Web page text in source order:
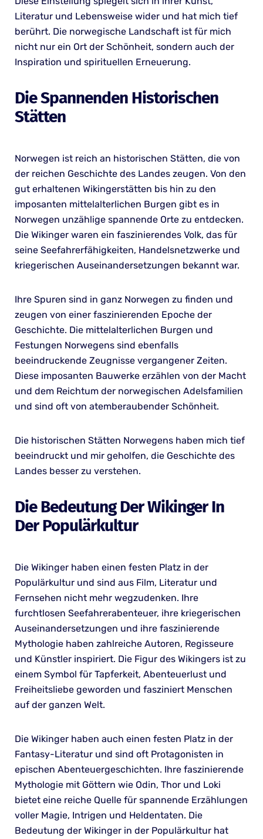
Literatur und Lebensweise wider und hat mich tief
berührt. Die norwegische Landschaft ist für mich
nicht nur ein Ort der Schönheit, sondern auch der
Inspiration und spirituellen Erneuerung.
Die Spannenden Historischen
Stätten
Norwegen ist reich an historischen Stätten, die von
der reichen Geschichte des Landes zeugen. Von den
gut erhaltenen Wikingerstätten bis hin zu den
imposanten mittelalterlichen Burgen gibt es in
Norwegen unzählige spannende Orte zu entdecken.
Die Wikinger waren ein faszinierendes Volk, das für
seine Seefahrerfähigkeiten, Handelsnetzwerke und
kriegerischen Auseinandersetzungen bekannt war.
Ihre Spuren sind in ganz Norwegen zu finden und
zeugen von einer faszinierenden Epoche der
Geschichte. Die mittelalterlichen Burgen und
Festungen Norwegens sind ebenfalls
beeindruckende Zeugnisse vergangener Zeiten.
Diese imposanten Bauwerke erzählen von der Macht
und dem Reichtum der norwegischen Adelsfamilien
und sind oft von atemberaubender Schönheit.
Die historischen Stätten Norwegens haben mich tief
beeindruckt und mir geholfen, die Geschichte des
Landes besser zu verstehen.
Die Bedeutung Der Wikinger In
Der Populärkultur
Die Wikinger haben einen festen Platz in der
Populärkultur und sind aus Film, Literatur und
Fernsehen nicht mehr wegzudenken. Ihre
furchtlosen Seefahrerabenteuer, ihre kriegerischen
Auseinandersetzungen und ihre faszinierende
Mythologie haben zahlreiche Autoren, Regisseure
und Künstler inspiriert. Die Figur des Wikingers ist zu
einem Symbol für Tapferkeit, Abenteuerlust und
Freiheitsliebe geworden und fasziniert Menschen
auf der ganzen Welt.
Die Wikinger haben auch einen festen Platz in der
Fantasy-Literatur und sind oft Protagonisten in
epischen Abenteuergeschichten. Ihre faszinierende
Mythologie mit Göttern wie Odin, Thor und Loki
bietet eine reiche Quelle für spannende Erzählungen
voller Magie, Intrigen und Heldentaten. Die
Bedeutung der Wikinger in der Populärkultur hat